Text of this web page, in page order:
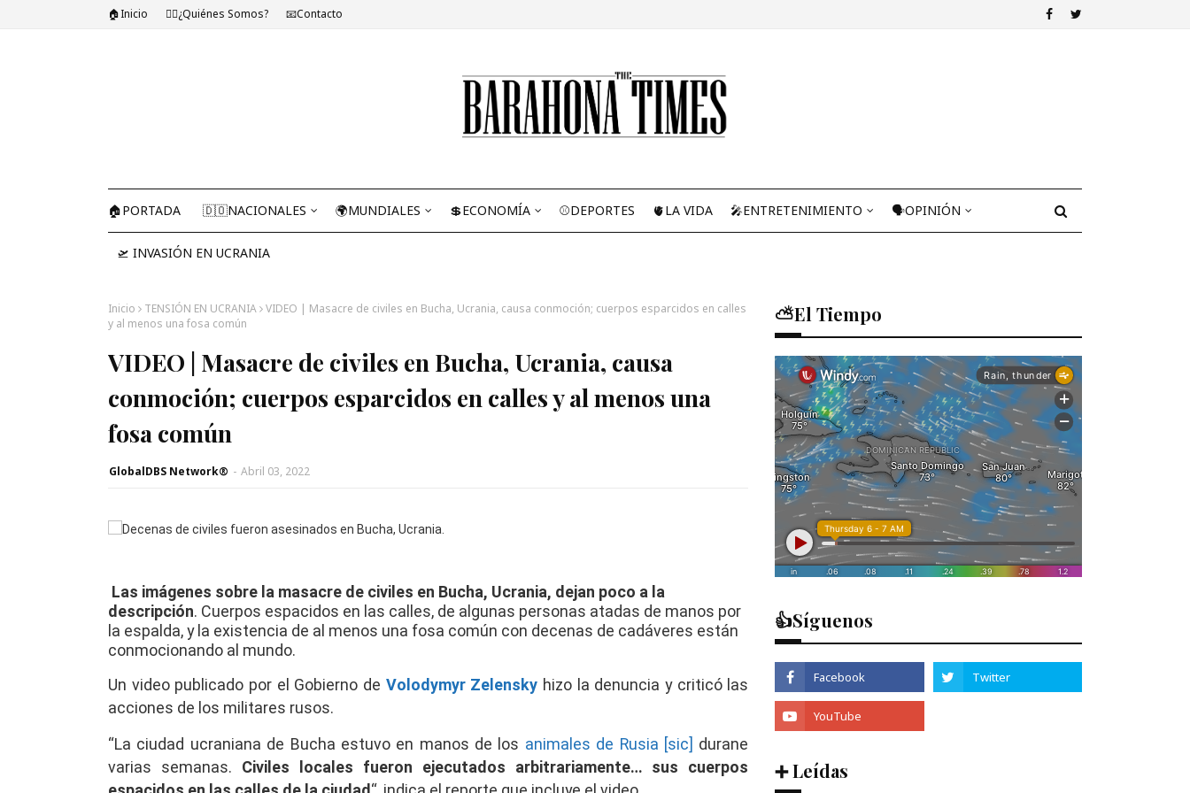
🏠Inicio 🤷‍♂️¿Quiénes Somos? 📧Contacto
🏠PORTADA 🇩🇴NACIONALES 🌍MUNDIALES 💲ECONOMÍA ⚾DEPORTES 🫀LA VIDA 🎤ENTRETENIMIENTO 🗣OPINIÓN
🛫 INVASIÓN EN UCRANIA
Inicio TENSIÓN EN UCRANIA VIDEO | Masacre de civiles en Bucha, Ucrania, causa conmoción; cuerpos esparcidos en calles
y al menos una fosa común
VIDEO | Masacre de civiles en Bucha, Ucrania, causa
conmoción; cuerpos esparcidos en calles y al menos una
fosa común
GlobalDBS Network® - Abril 03, 2022
Las imágenes sobre la masacre de civiles en Bucha, Ucrania, dejan poco a la
descripción. Cuerpos espacidos en las calles, de algunas personas atadas de manos por
la espalda, y la existencia de al menos una fosa común con decenas de cadáveres están
conmocionando al mundo.
Un video publicado por el Gobierno de Volodymyr Zelensky hizo la denuncia y criticó las
acciones de los militares rusos.
“La ciudad ucraniana de Bucha estuvo en manos de los animales de Rusia [sic] durane
varias semanas. Civiles locales fueron ejecutados arbitrariamente… sus cuerpos
⛅El Tiempo
👍Síguenos
➕ Leídas